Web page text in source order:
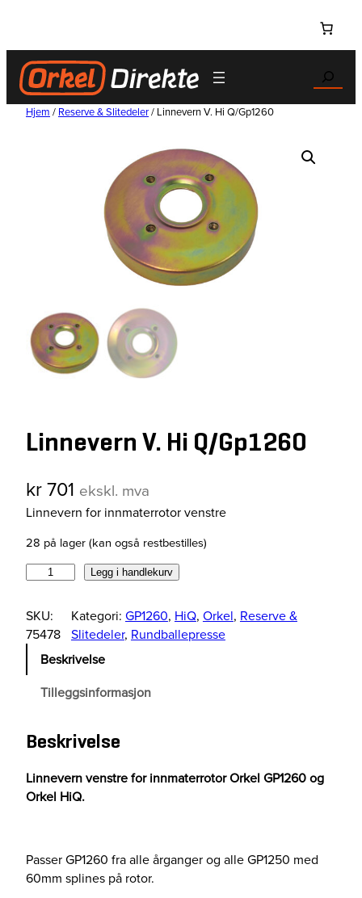
innhold
Search
Hjem / Reserve & Slitedeler/ Linnevern V. Hi Q/Gp1260
Linnevern V. Hi Q/Gp1260
kr701 ekskl. mva
Linnevern for innmaterrotor venstre
28 på lager (kan også restbestilles)
n
n
e
V
H
i
G
p
1
Legg i handlekurv
SKU:
75478
Kategori: GP1260, HiQ, Orkel, Reserve &
Slitedeler, Rundballepresse
Beskrivelse
Tilleggsinformasjon
Beskrivelse
Linnevern venstre for innmaterrotor Orkel GP1260 og
Orkel HiQ.
Passer GP1260 fra alle årganger og alle GP1250 med
60mm splines på rotor.